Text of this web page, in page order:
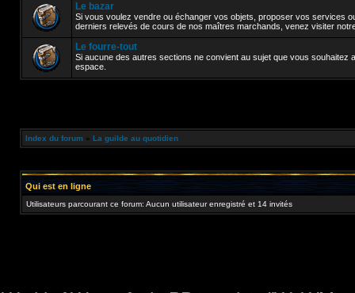
Le bazar
Si vous voulez vendre ou échanger vos objets, proposer vos services
derniers relevés de cours de nos maîtres marchands, venez visiter
Le fourre-tout
Si aucune des autres sections ne convient au sujet que vous souhaitez
espace.
Index du forum » La guilde au quotidien
Qui est en ligne
Utilisateurs parcourant ce forum: Aucun utilisateur enregistré et 14 invités